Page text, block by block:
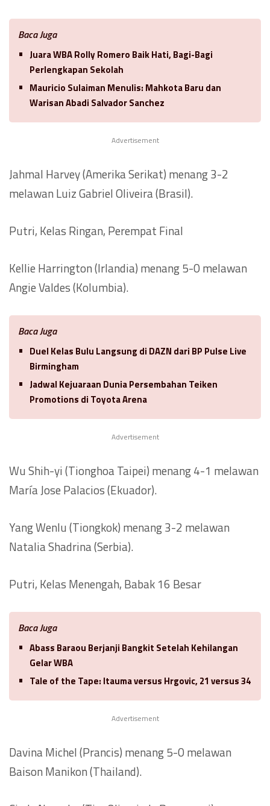
Baca Juga
Juara WBA Rolly Romero Baik Hati, Bagi-Bagi
Perlengkapan Sekolah
Mauricio Sulaiman Menulis: Mahkota Baru dan
Warisan Abadi Salvador Sanchez
Advertisement
Jahmal Harvey (Amerika Serikat) menang 3-2
melawan Luiz Gabriel Oliveira (Brasil).
Putri, Kelas Ringan, Perempat Final
Kellie Harrington (Irlandia) menang 5-0 melawan
Angie Valdes (Kolumbia).
Baca Juga
Duel Kelas Bulu Langsung di DAZN dari BP Pulse Live
Birmingham
Jadwal Kejuaraan Dunia Persembahan Teiken
Promotions di Toyota Arena
Advertisement
Wu Shih-yi (Tionghoa Taipei) menang 4-1 melawan
María Jose Palacios (Ekuador).
Yang Wenlu (Tiongkok) menang 3-2 melawan
Natalia Shadrina (Serbia).
Putri, Kelas Menengah, Babak 16 Besar
Baca Juga
Abass Baraou Berjanji Bangkit Setelah Kehilangan
Gelar WBA
Tale of the Tape: Itauma versus Hrgovic, 21 versus 34
Advertisement
Davina Michel (Prancis) menang 5-0 melawan
Baison Manikon (Thailand).